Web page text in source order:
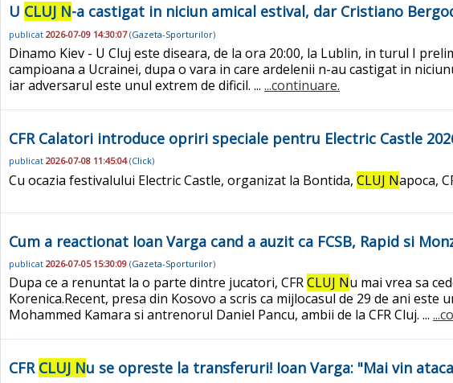
U CLUJ N-a castigat in niciun amical estival, dar Cristiano
publicat 2026-07-09 14:30:07(Gazeta-Sporturilor)
Dinamo Kiev - U Cluj este diseara, de la ora 20:00, la Lublin, in turul I
campioana a Ucrainei, dupa o vara in care ardelenii n-au castigat in
iar adversarul este unul extrem de dificil. ... ...continuare.
CFR Calatori introduce opriri speciale pentru Electric Castle
publicat 2026-07-08 11:45:04(Click)
Cu ocazia festivalului Electric Castle, organizat la Bontida, CLUJ Napoca,
Cum a reactionat Ioan Varga cand a auzit ca FCSB, Rapid si
publicat 2026-07-05 15:30:09 (Gazeta-Sporturilor)
Dupa ce a renuntat la o parte dintre jucatori, CFRCLUJ Nu mai vrea sa
Korenica.Recent, presa din Kosovo a scris ca mijlocasul de 29 de ani
Mohammed Kamara si antrenorul Daniel Pancu, ambii de la CFR Cluj. ...
CFR CLUJ Nu se opreste la transferuri! Ioan Varga: "Mai vin